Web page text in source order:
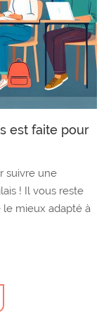
est faite pour
suivre une
! Il vous reste
mieux adapté à